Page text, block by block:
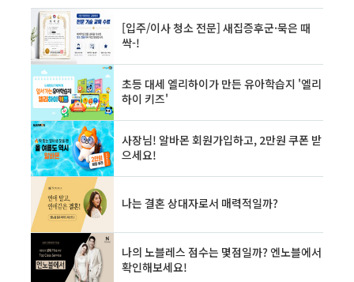
타까운 사례들을 목격하며 확정일자의 진정한 의
미와 보증금 보호를 위한 완벽한 전략의 필요성
을 절감했습니다.이 글에서는 확정일자의 역할부
터 보증금 순위 결정의 복잡한 원리, 그리고 전 재
산과도 같은 보증금을 안..